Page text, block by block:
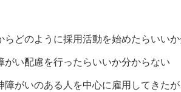
らどのように採用活動を始めたらいい
がい配慮を行ったらいいか分からない
障がいのある人を中心に雇用してきた